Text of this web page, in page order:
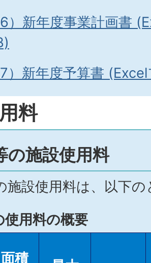
6）新年度事業計画書
7）新年度予算書
料
の施設使用料
施設使用料は、以下
使用料の概要
面積